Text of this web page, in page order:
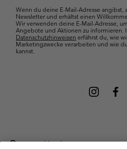
Wenn du deine E-Mail-Adresse angibst,
Newsletter und erhältst einen
Wir verwenden deine E-Mail-Adresse,
Angebote und Aktionen zu informieren.
Datenschutzhinweisen erfährst du, wie
Marketingzwecke verarbeiten und wie
kannst.
Deutschland